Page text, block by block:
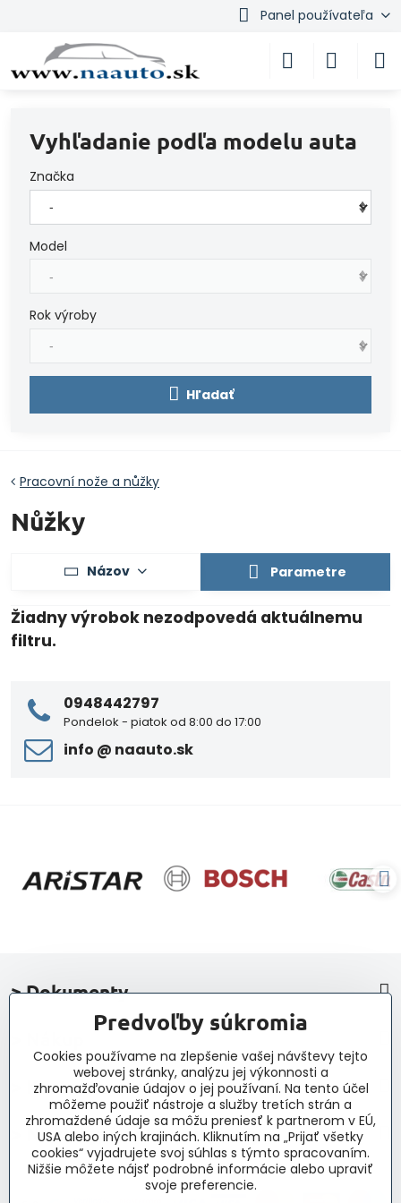
Panel používateľa
Vyhľadanie podľa modelu auta
Značka
Model
Rok výroby
Hľadať
Pracovní nože a nůžky
Nůžky
Názov Parametre
0948442797
Pondelok - piatok od 8:00 do 17:00
info ​@ naauto​.sk
> Dokumenty
> Kontakt a navigácia
> Novinky, články, príspevky
Predvoľby súkromia
Cookies používame na zlepšenie vašej návštevy tejto
webovej stránky, analýzu jej výkonnosti a
zhromažďovanie údajov o jej používaní. Na tento účel
môžeme použiť nástroje a služby tretích strán a
zhromaždené údaje sa môžu preniesť k partnerom v EÚ,
USA alebo iných krajinách. Kliknutím na „Prijať všetky
cookies“ vyjadrujete svoj súhlas s týmto spracovaním.
Nižšie môžete nájsť podrobné informácie alebo upraviť
svoje preferencie.